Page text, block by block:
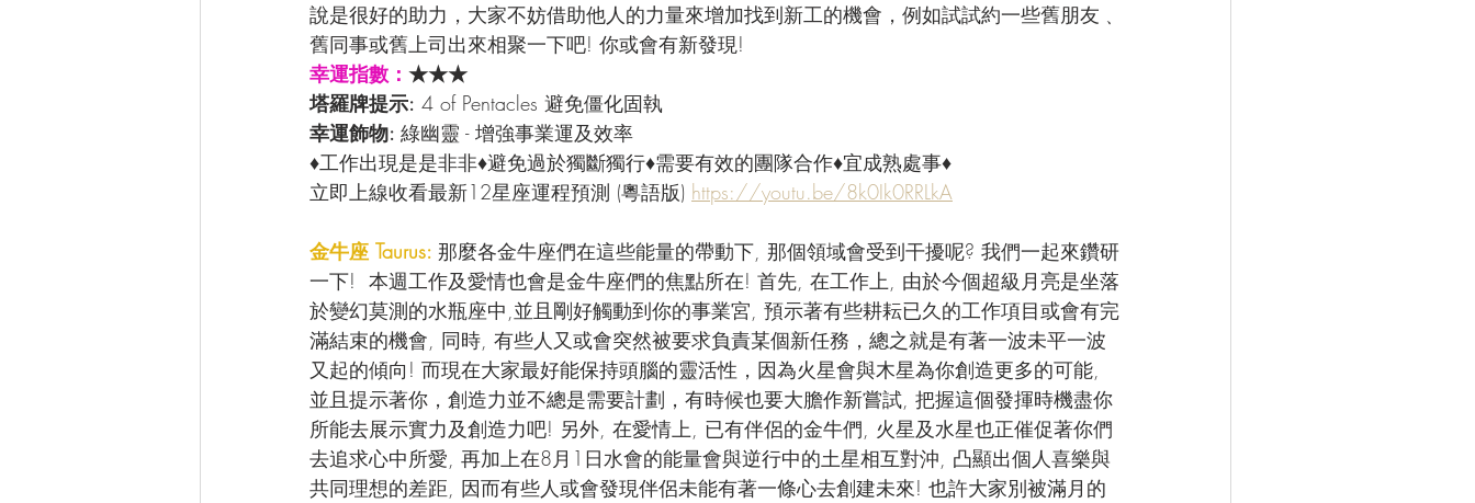
說是很好的助力，大家不妨借助他人的力量來增加找到新工的機會，例如試試約一些舊朋友﹑
舊同事或舊上司出來相聚一下吧! 你或會有新發現!
幸運指數： ★★★
塔羅牌提示: 4 of Pentacles 避免僵化固執
幸運飾物: 綠幽靈 - 增強事業運及效率
♦工作出現是是非非♦避免過於獨斷獨行♦需要有效的團隊合作♦宜成熟處事♦
立即上線收看最新12星座運程預測 (粵語版) https://youtu.be/8k0Ik0RRLkA
金牛座 Taurus: 那麼各金牛座們在這些能量的帶動下, 那個領域會受到干擾呢? 我們一起來鑽研
一下!  本週工作及愛情也會是金牛座們的焦點所在! 首先, 在工作上, 由於今個超級月亮是坐落
於變幻莫測的水瓶座中,並且剛好觸動到你的事業宮, 預示著有些耕耘已久的工作項目或會有完
滿結束的機會, 同時, 有些人又或會突然被要求負責某個新任務，總之就是有著一波未平一波
又起的傾向! 而現在大家最好能保持頭腦的靈活性，因為火星會與木星為你創造更多的可能,
並且提示著你，創造力並不總是需要計劃，有時候也要大膽作新嘗試, 把握這個發揮時機盡你
所能去展示實力及創造力吧! 另外, 在愛情上, 已有伴侶的金牛們, 火星及水星也正催促著你們
去追求心中所愛, 再加上在8月1日水會的能量會與逆行中的土星相互對沖, 凸顯出個人喜樂與
共同理想的差距, 因而有些人或會發現伴侶未能有著一條心去創建未來! 也許大家別被滿月的